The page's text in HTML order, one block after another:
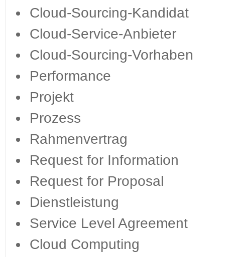
Cloud-Sourcing-Kandidat
Cloud-Service-Anbieter
Cloud-Sourcing-Vorhaben
Performance
Projekt
Prozess
Rahmenvertrag
Request for Information
Request for Proposal
Dienstleistung
Service Level Agreement
Cloud Computing